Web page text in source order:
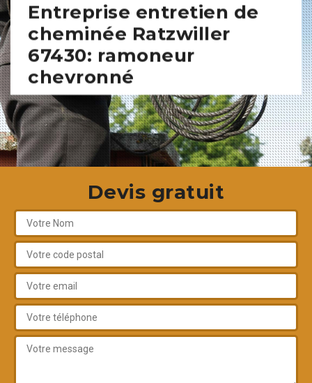
Entreprise entretien de
cheminée Ratzwiller
67430: ramoneur
chevronné
Devis gratuit